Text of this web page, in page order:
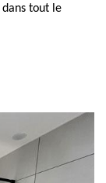
dans tout le